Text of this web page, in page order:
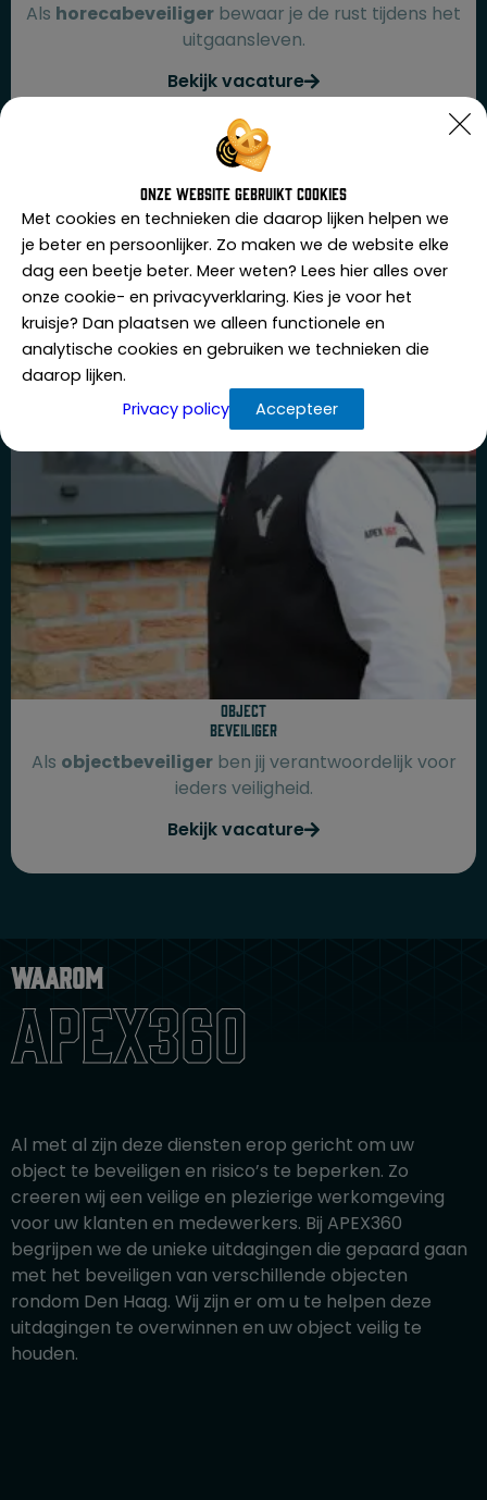
Als horecabeveiliger bewaar je de rust tijdens het
uitgaansleven.
Bekijk vacature
Object
beveiliger
Als objectbeveiligerben jij verantwoordelijk voor
ieders veiligheid.
Bekijk vacature
Waarom
apex360
Al met al zijn deze diensten erop gericht om uw
object te beveiligen en risico’s te beperken. Zo
creeren wij een veilige en plezierige werkomgeving
voor uw klanten en medewerkers. Bij APEX360
begrijpen we de unieke uitdagingen die gepaard gaan
met het beveiligen van verschillende objecten
rondom Den Haag. Wij zijn er om u te helpen deze
uitdagingen te overwinnen en uw object veilig te
houden.
Onze website gebruikt cookies
Met cookies en technieken die daarop lijken helpen we
je beter en persoonlijker. Zo maken we de website elke
dag een beetje beter. Meer weten? Lees hier alles over
onze cookie- en privacyverklaring. Kies je voor het
kruisje? Dan plaatsen we alleen functionele en
analytische cookies en gebruiken we technieken die
daarop lijken.
Privacy policy
Accepteer